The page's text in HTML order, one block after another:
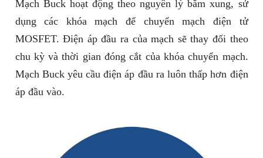
Mạch Buck hoạt động theo nguyên lý băm xung, sử
dụng các khóa mạch để chuyển mạch điện tử
MOSFET. Điện áp đầu ra của mạch sẽ thay đổi theo
chu kỳ và thời gian đóng cắt của khóa chuyển mạch.
Mạch Buck yêu cầu điện áp đầu ra luôn thấp hơn điện
áp đầu vào.